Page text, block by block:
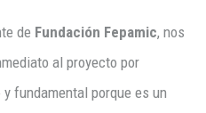
de Fundación Fepamic, nos
al proyecto por
fundamental porque es un